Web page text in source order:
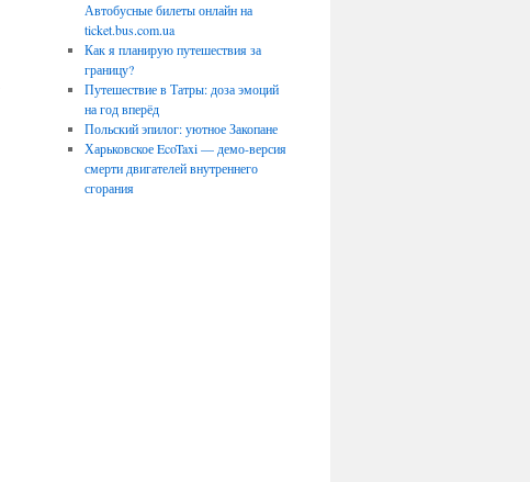
Автобусные билеты онлайн на
ticket.bus.com.ua
Как я планирую путешествия за
границу?
Путешествие в Татры: доза эмоций
на год вперёд
Польский эпилог: уютное Закопане
Харьковское EcoTaxi — демо-версия
смерти двигателей внутреннего
сгорания